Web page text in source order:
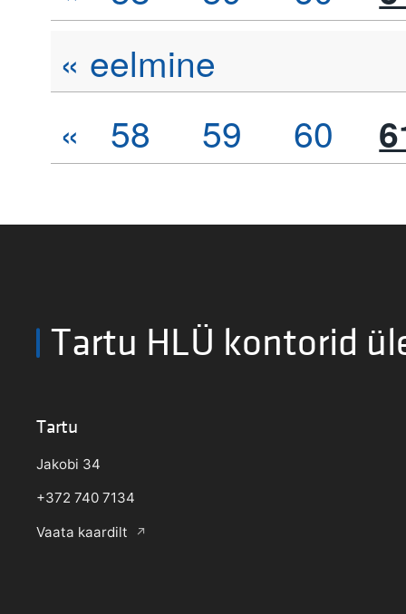
« eelmine
«
58 59 60
Tartu HLÜ kontorid
Tartu
Jakobi 34
+372 740 7134
Vaata kaardilt